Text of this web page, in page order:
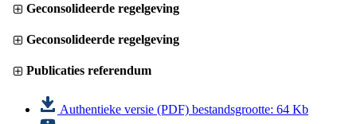
Geconsolideerde regelgeving
Geconsolideerde regelgeving
Publicaties referendum
Authentieke versie (PDF) bestandsgrootte: 64 Kb